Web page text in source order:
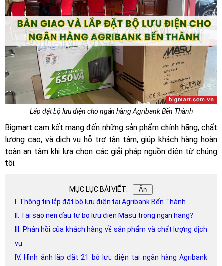
Lắp đặt bộ lưu điện cho ngân hàng Agribank Bến Thành
Bigmart cam kết mang đến những sản phẩm chính hãng, chất
lượng cao, và dịch vụ hỗ trợ tận tâm, giúp khách hàng hoàn
toàn an tâm khi lựa chọn các giải pháp nguồn điện từ chúng
tôi.
MỤC LỤC BÀI VIẾT: Ẩn
I. Thông tin lắp đặt bộ lưu điện tại Agribank Bến Thành
II. Tại sao nên đầu tư bộ lưu điện Masu trong ngân hàng?
III. Phản hồi của khách hàng về sản phẩm và chất lượng dịch
vụ
IV. Hình ảnh lắp đặt 21 bộ lưu điện tại ngân hàng Agribank